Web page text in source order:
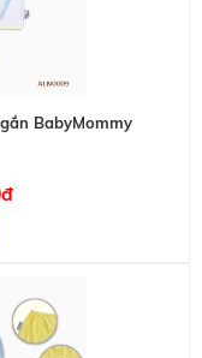
BabyMommy